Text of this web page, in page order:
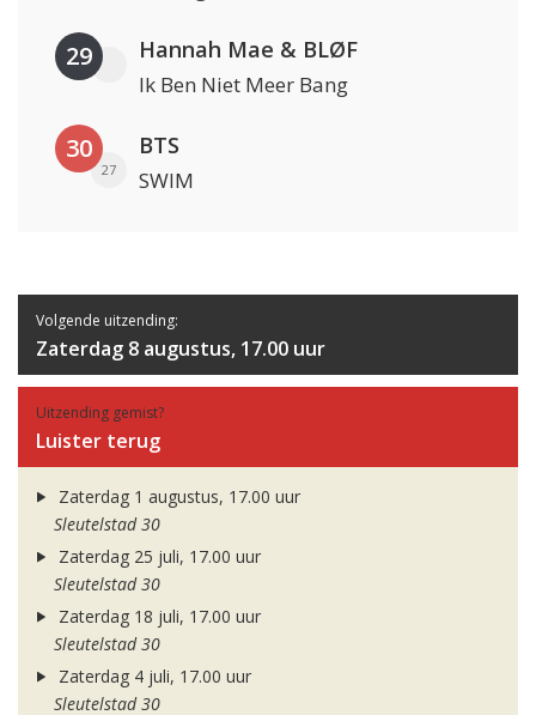
29 Hannah Mae & BLØF
Ik Ben Niet Meer Bang
30
27
BTS
SWIM
Volgende uitzending:
Zaterdag 8 augustus, 17.00 uur
Uitzending gemist?
Luister terug
Zaterdag 1 augustus, 17.00 uur
Sleutelstad 30
Zaterdag 25 juli, 17.00 uur
Sleutelstad 30
Zaterdag 18 juli, 17.00 uur
Sleutelstad 30
Zaterdag 4 juli, 17.00 uur
Sleutelstad 30